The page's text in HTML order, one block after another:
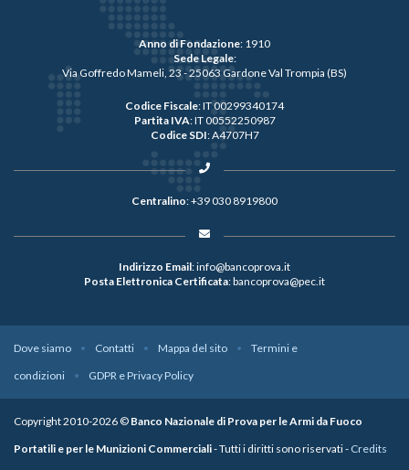
Anno di Fondazione: 1910
Sede Legale:
Via Goffredo Mameli, 23 - 25063 Gardone Val Trompia (BS)
Codice Fiscale: IT 00299340174
Partita IVA: IT 00552250987
Codice SDI: A4707H7
Centralino:+39 030 8919800
Indirizzo Email:info@bancoprova.it
Posta Elettronica Certificata:bancoprova@pec.it
Dove siamo Contatti Mappa del sito
Termini e
condizioni
GDPR e Privacy Policy
Copyright 2010-2026 © Banco Nazionale di Prova per le Armi da Fuoco
Portatili e per le Munizioni Commerciali- Tutti i diritti sono riservati - Credits